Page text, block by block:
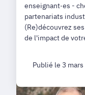
enseignant·es -
partenariats
(Re)découvrez
de l'impact de
Publié le 3